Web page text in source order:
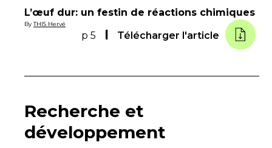
L’œuf dur: un festin de réactions chimiques
ByTHIS Hervé
p 5 Télécharger l'article
Recherche et
développement